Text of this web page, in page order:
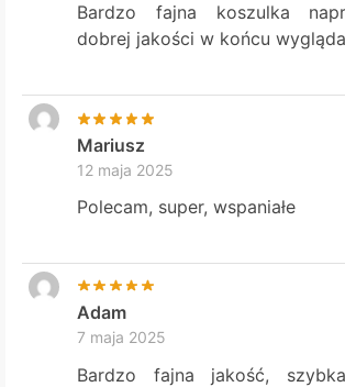
Bardzo fajna koszulka
dobrej jakości w końcu
Mariusz
12 maja 2025
Polecam, super, wspaniałe
Adam
7 maja 2025
Bardzo fajna jakość,